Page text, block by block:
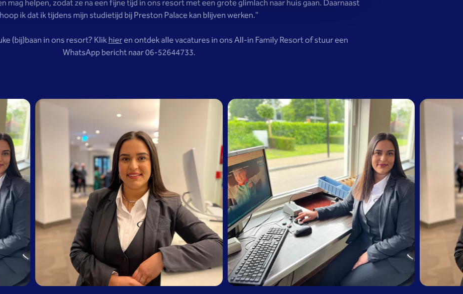
mag helpen, zodat ze na een fijne tijd in ons resort met een grote glimlach naar huis gaan. Daarnaast
hoop ik dat ik tijdens mijn studietijd bij Preston Palace kan blijven werken."
(bij)baan in ons resort? Klikhieren ontdek alle vacatures in ons All-in Family Resort of stuur een
WhatsApp bericht naar 06-52644733.